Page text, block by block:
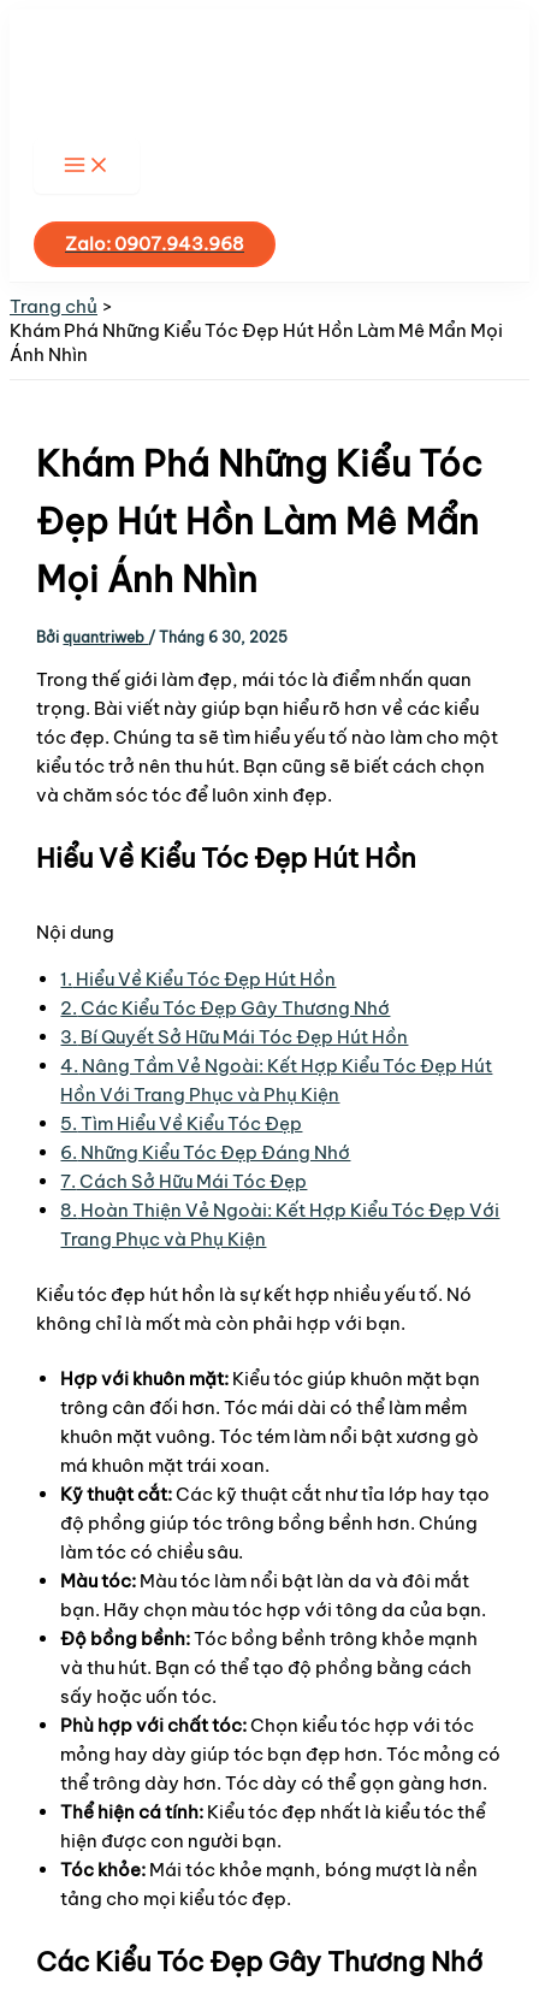
kiếmZalo: 0907.943.968
Trang chủ
Khám Phá Những Kiểu Tóc Đẹp Hút Hồn Làm Mê Mẩn Mọi
Ánh Nhìn
Khám Phá Những Kiểu Tóc
Đẹp Hút Hồn Làm Mê Mẩn
Mọi Ánh Nhìn
Bởiquantriweb /Tháng 6 30, 2025
Trong thế giới làm đẹp, mái tóc là điểm nhấn quan
trọng. Bài viết này giúp bạn hiểu rõ hơn về các kiểu
tóc đẹp. Chúng ta sẽ tìm hiểu yếu tố nào làm cho một
kiểu tóc trở nên thu hút. Bạn cũng sẽ biết cách chọn
và chăm sóc tóc để luôn xinh đẹp.
Hiểu Về Kiểu Tóc Đẹp Hút Hồn
Nội dung
1. Hiểu Về Kiểu Tóc Đẹp Hút Hồn
2. Các Kiểu Tóc Đẹp Gây Thương Nhớ
3. Bí Quyết Sở Hữu Mái Tóc Đẹp Hút Hồn
4. Nâng Tầm Vẻ Ngoài: Kết Hợp Kiểu Tóc Đẹp Hút
Hồn Với Trang Phục và Phụ Kiện
5. Tìm Hiểu Về Kiểu Tóc Đẹp
6. Những Kiểu Tóc Đẹp Đáng Nhớ
7. Cách Sở Hữu Mái Tóc Đẹp
8. Hoàn Thiện Vẻ Ngoài: Kết Hợp Kiểu Tóc Đẹp Với
Trang Phục và Phụ Kiện
Kiểu tóc đẹp hút hồn là sự kết hợp nhiều yếu tố. Nó
không chỉ là mốt mà còn phải hợp với bạn.
Hợp với khuôn mặt: Kiểu tóc giúp khuôn mặt bạn
trông cân đối hơn. Tóc mái dài có thể làm mềm
khuôn mặt vuông. Tóc tém làm nổi bật xương gò
má khuôn mặt trái xoan.
Kỹ thuật cắt:Các kỹ thuật cắt như tỉa lớp hay tạo
độ phồng giúp tóc trông bồng bềnh hơn. Chúng
làm tóc có chiều sâu.
Màu tóc: Màu tóc làm nổi bật làn da và đôi mắt
bạn. Hãy chọn màu tóc hợp với tông da của bạn.
Độ bồng bềnh:Tóc bồng bềnh trông khỏe mạnh
và thu hút. Bạn có thể tạo độ phồng bằng cách
sấy hoặc uốn tóc.
Phù hợp với chất tóc:Chọn kiểu tóc hợp với tóc
mỏng hay dày giúp tóc bạn đẹp hơn. Tóc mỏng có
thể trông dày hơn. Tóc dày có thể gọn gàng hơn.
Thể hiện cá tính: Kiểu tóc đẹp nhất là kiểu tóc thể
hiện được con người bạn.
Tóc khỏe: Mái tóc khỏe mạnh, bóng mượt là nền
tảng cho mọi kiểu tóc đẹp.
Các Kiểu Tóc Đẹp Gây Thương Nhớ